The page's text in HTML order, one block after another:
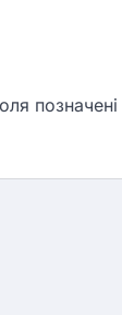
позначені